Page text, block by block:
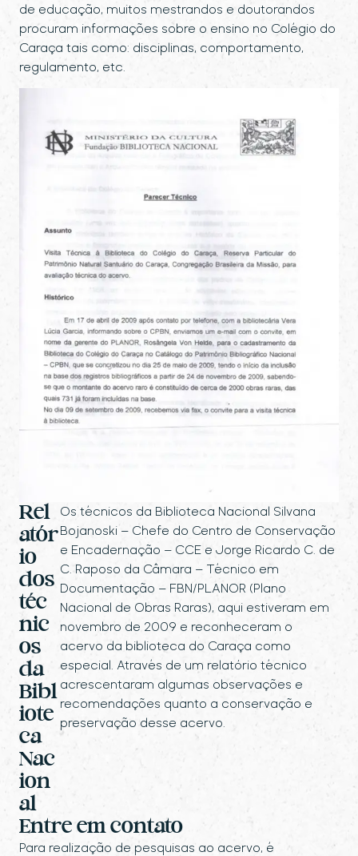
de educação, muitos mestrandos e doutorandos
procuram informações sobre o ensino no Colégio do
Caraça tais como: disciplinas, comportamento,
regulamento, etc.
Rel
atór
io
dos
téc
nic
os
da
Bibl
iote
ca
Nac
ion
al
Os técnicos da Biblioteca Nacional Silvana
Bojanoski – Chefe do Centro de Conservação
e Encadernação – CCE e Jorge Ricardo C. de
C. Raposo da Câmara – Técnico em
Documentação – FBN/PLANOR (Plano
Nacional de Obras Raras), aqui estiveram em
novembro de 2009 e reconheceram o
acervo da biblioteca do Caraça como
especial. Através de um relatório técnico
acrescentaram algumas observações e
recomendações quanto a conservação e
preservação desse acervo.
Entre em contato
Para realização de pesquisas ao acervo, é